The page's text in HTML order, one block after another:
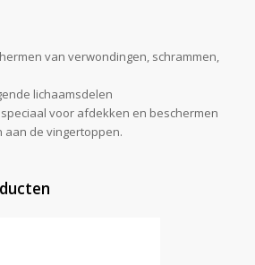
van verwondingen, schrammen,
lichaamsdelen
voor afdekken en beschermen
aan de vingertoppen.